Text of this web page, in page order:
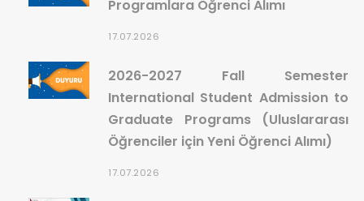
Programlara Öğrenci Alımı
17.07.2026
2026-2027 Fall Semester
International Student Admission to
Graduate Programs (Uluslararası
Öğrenciler için Yeni Öğrenci Alımı)
17.07.2026